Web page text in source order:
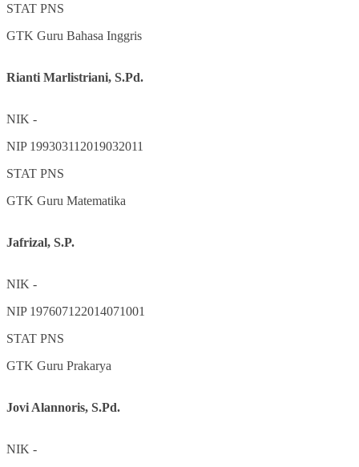
STAT PNS
GTK Guru Bahasa Inggris
Rianti Marlistriani, S.Pd.
NIK -
NIP 199303112019032011
STAT PNS
GTK Guru Matematika
Jafrizal, S.P.
NIK -
NIP 197607122014071001
STAT PNS
GTK Guru Prakarya
Jovi Alannoris, S.Pd.
NIK -